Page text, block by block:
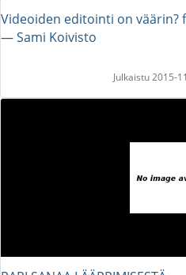
Videoiden editointi on väärin?
― Sami Koivisto
Julkaistu 2015-